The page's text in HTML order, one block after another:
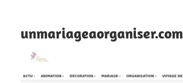
unmariageaorganiser.com